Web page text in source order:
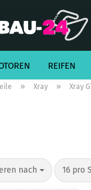
REIFEN
» Xray » Xray
nach
nach 16 pro
pro